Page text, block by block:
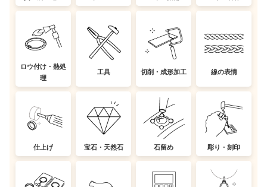
ロウ付け・熱処
理
工具 切削・成形加工 線の表情
仕上げ 宝石・天然石 石留め 彫り・刻印